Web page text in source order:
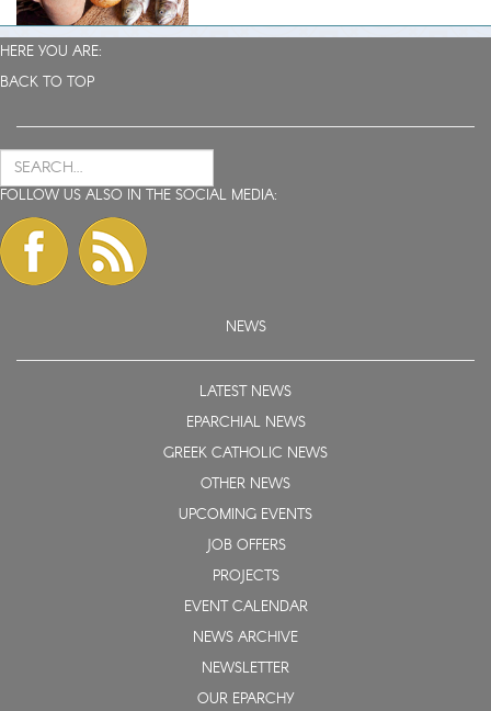
HERE YOU ARE:
BACK TO TOP
FOLLOW US ALSO IN THE SOCIAL MEDIA:
NEWS
LATEST NEWS
EPARCHIAL NEWS
GREEK CATHOLIC NEWS
OTHER NEWS
UPCOMING EVENTS
JOB OFFERS
PROJECTS
EVENT CALENDAR
NEWS ARCHIVE
NEWSLETTER
OUR EPARCHY